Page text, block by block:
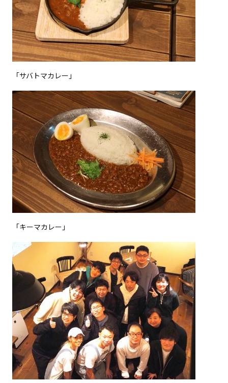
「サバトマカレー」
「キーマカレー」